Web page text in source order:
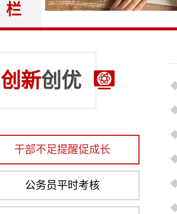
栏
创新创优
干部不足提醒促成长
公务员平时考核